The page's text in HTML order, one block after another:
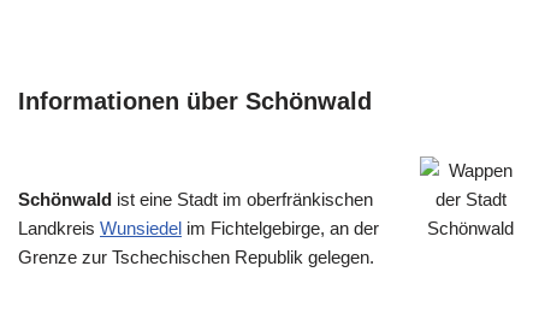
Informationen über Schönwald
Schönwald ist eine Stadt im oberfränkischen
Landkreis Wunsiedel im Fichtelgebirge, an der
Grenze zur Tschechischen Republik gelegen.